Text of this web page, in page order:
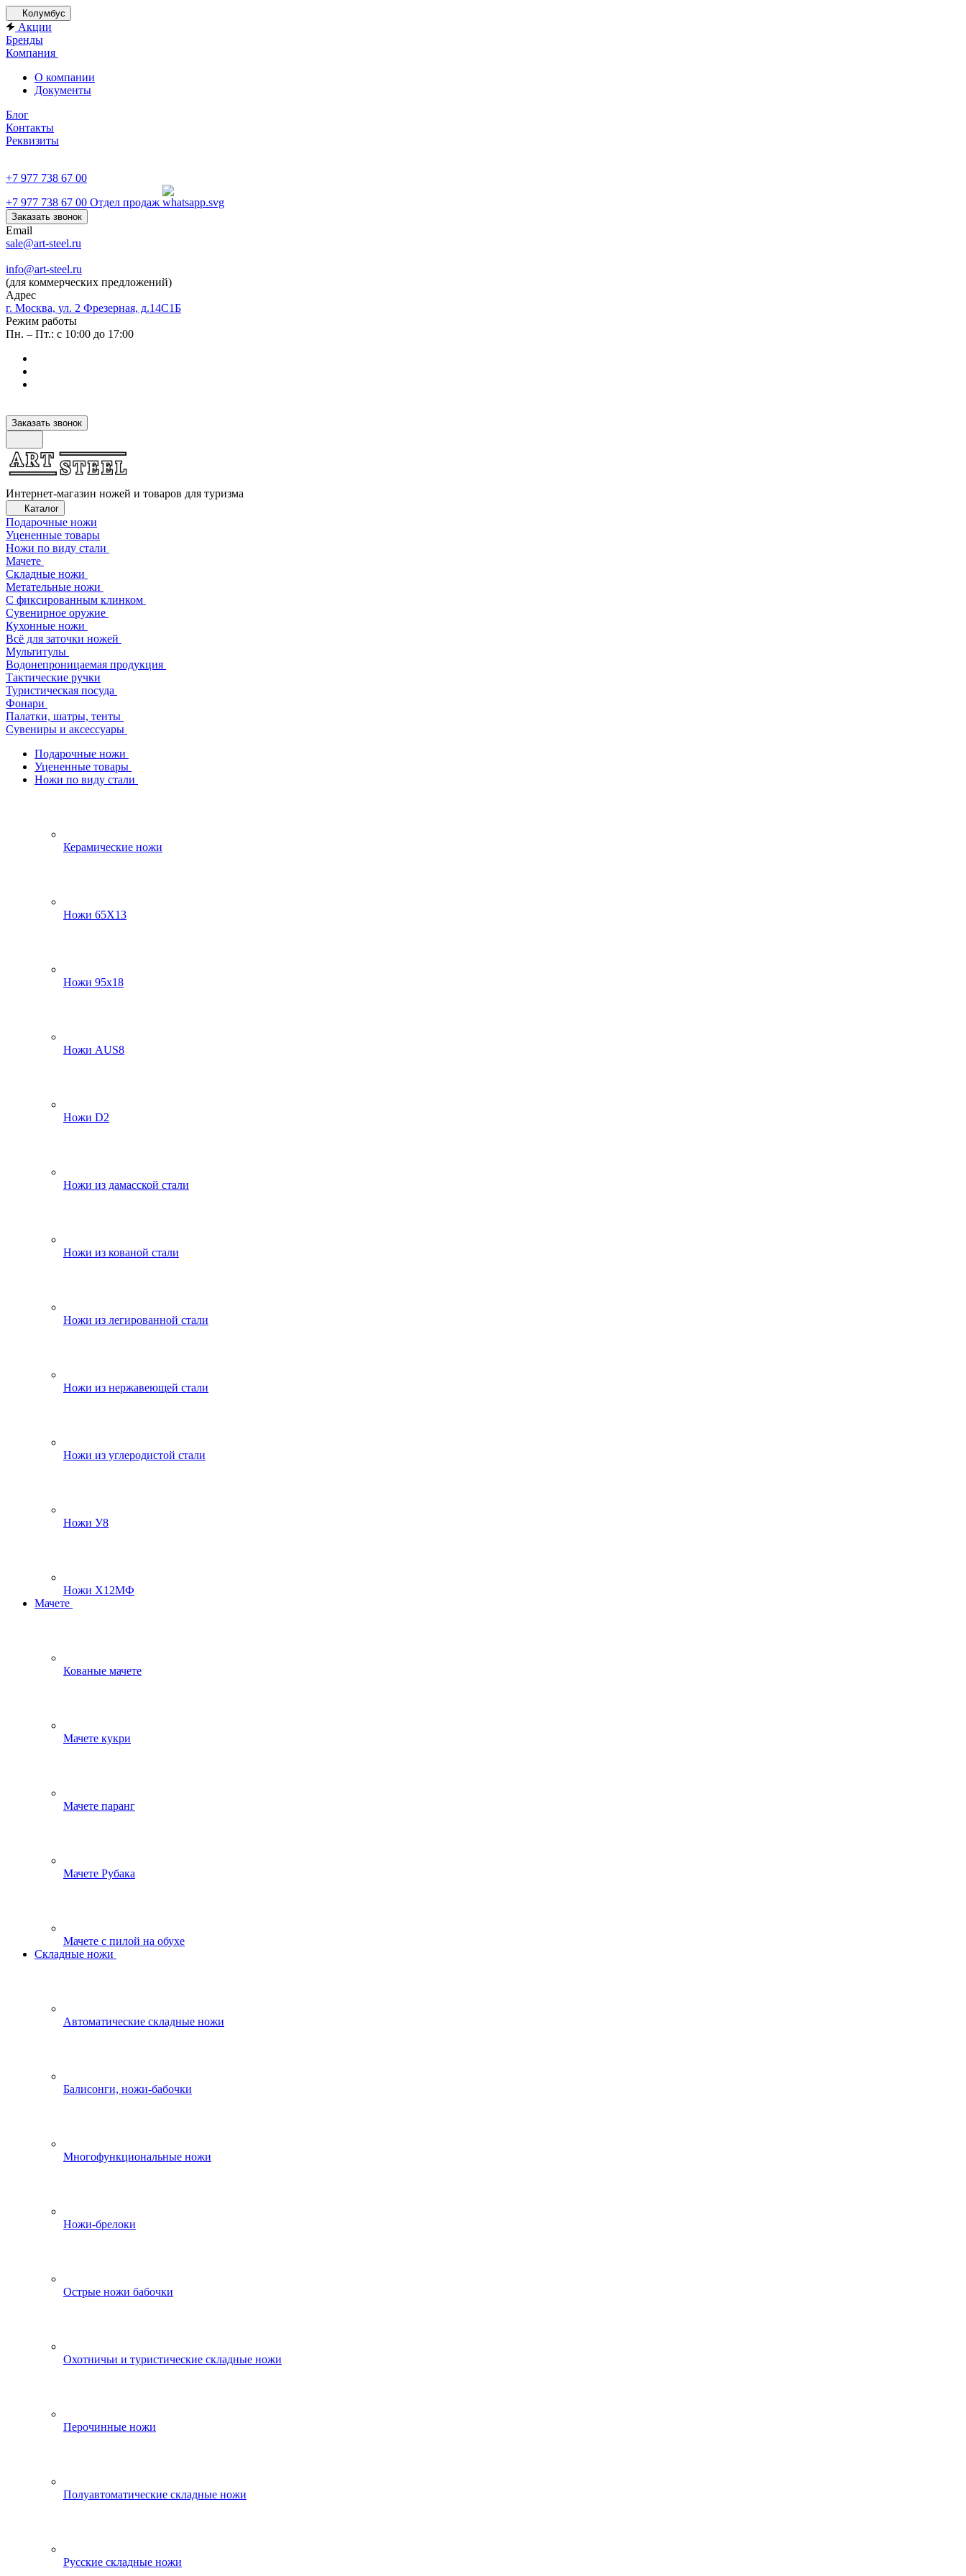
Колумбус
Акции
Бренды
Компания
О компании
Документы
Блог
Контакты
Реквизиты
+7 977 738 67 00
+7 977 738 67 00 Отдел продаж
Заказать звонок
Email
sale@art-steel.ru
info@art-steel.ru
(для коммерческих предложений)
Адрес
г. Москва, ул. 2 Фрезерная, д.14С1Б
Режим работы
Пн. – Пт.: с 10:00 до 17:00
Заказать звонок
Интернет-магазин ножей и товаров для туризма
Каталог
Подарочные ножи
Уцененные товары
Ножи по виду стали
Мачете
Складные ножи
Метательные ножи
С фиксированным клинком
Сувенирное оружие
Кухонные ножи
Всё для заточки ножей
Мультитулы
Водонепроницаемая продукция
Тактические ручки
Туристическая посуда
Фонари
Палатки, шатры, тенты
Сувениры и аксессуары
Подарочные ножи
Уцененные товары
Ножи по виду стали
Керамические ножи
Ножи 65Х13
Ножи 95х18
Ножи AUS8
Ножи D2
Ножи из дамасской стали
Ножи из кованой стали
Ножи из легированной стали
Ножи из нержавеющей стали
Ножи из углеродистой стали
Ножи У8
Ножи Х12МФ
Мачете
Кованые мачете
Мачете кукри
Мачете паранг
Мачете Рубака
Мачете с пилой на обухе
Складные ножи
Автоматические складные ножи
Балисонги, ножи-бабочки
Многофункциональные ножи
Ножи-брелоки
Острые ножи бабочки
Охотничьи и туристические складные ножи
Перочинные ножи
Полуавтоматические складные ножи
Русские складные ножи